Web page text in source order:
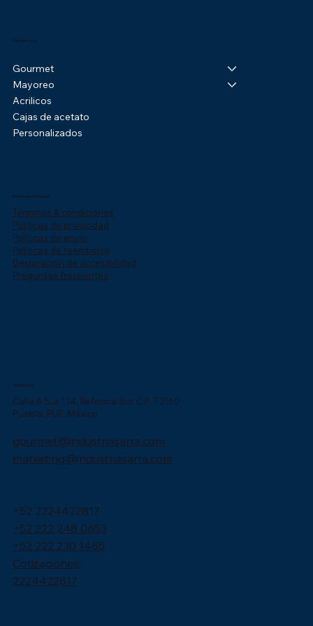
Productos
Gourmet
Mayoreo
Acrilicos
Cajas de acetato
Personalizados
Información Legal
Términos & condiciones
Póliticas de privacidad
Políticas de envío
Políticas de reembolso
Declaración de accesibilidad
Preguntas frecuentes
Ubicación
Calle 6 Sur 114, Reforma Sur C.P. 72160
Puebla, PUE. México
gourmet@industriasarra.com
marketing@industriasarra.com
+52 2224422817
+52 222 248 0653
+52 222 230 1485
Cotizaciones:
2224422817